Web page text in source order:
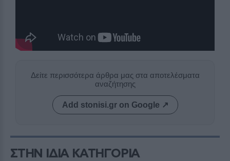
Δείτε περισσότερα άρθρα μας στα αποτελέσματα
αναζήτησης
Add stonisi.gr on Google ↗
ΣΤΗΝ ΙΔΙΑ ΚΑΤΗΓΟΡΙΑ